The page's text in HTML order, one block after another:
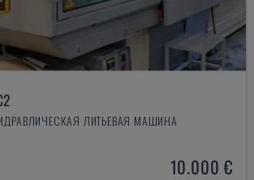
ГИДРАВЛИЧЕСКАЯ ЛИТЬЕВАЯ МАШИНА
10.000 €